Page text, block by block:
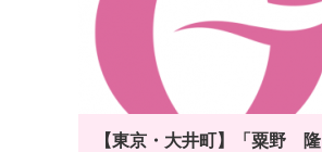
【東京・大井町】「粟野 隆